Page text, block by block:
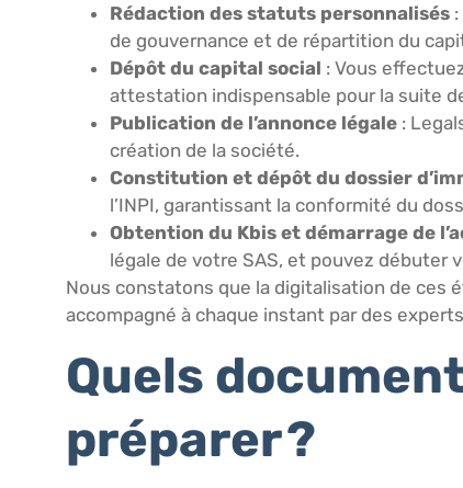
Rédaction des statuts personnalisés
de gouvernance et de répartition du
Dépôt du capital social : Vous
attestation indispensable pour la suite
Publication de l’annonce légale :
création de la société.
Constitution et dépôt du dossier
l’INPI, garantissant la conformité du
Obtention du Kbis et démarrage de
légale de votre SAS, et pouvez débuter
Nous constatons que la digitalisation de ces
accompagné à chaque instant par des
Quels
préparer ?